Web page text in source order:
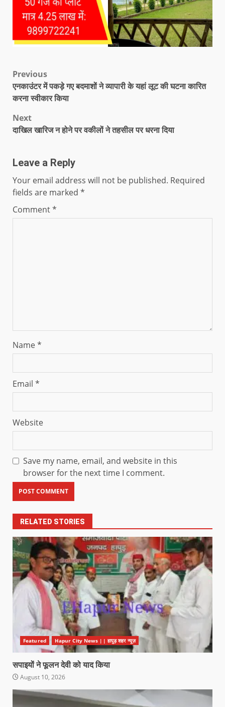
Previous
एनकाउंटर में पकड़े गए बदमाशों ने व्यापारी के यहां लूट की घटना कारित
करना स्वीकार किया
Next
दाखिल खारिज न होने पर वकीलों ने तहसील पर धरना दिया
Leave a Reply
Your email address will not be published. Required
fields are marked *
Comment*
Name*
Email *
Website
Save my name, email, and website in this
browser for the next time I comment.
RELATED STORIES
Featured Hapur City News || हापुड़ शहर न्यूज़
सपाइयों ने फूलन देवी को याद किया
August 10, 2026